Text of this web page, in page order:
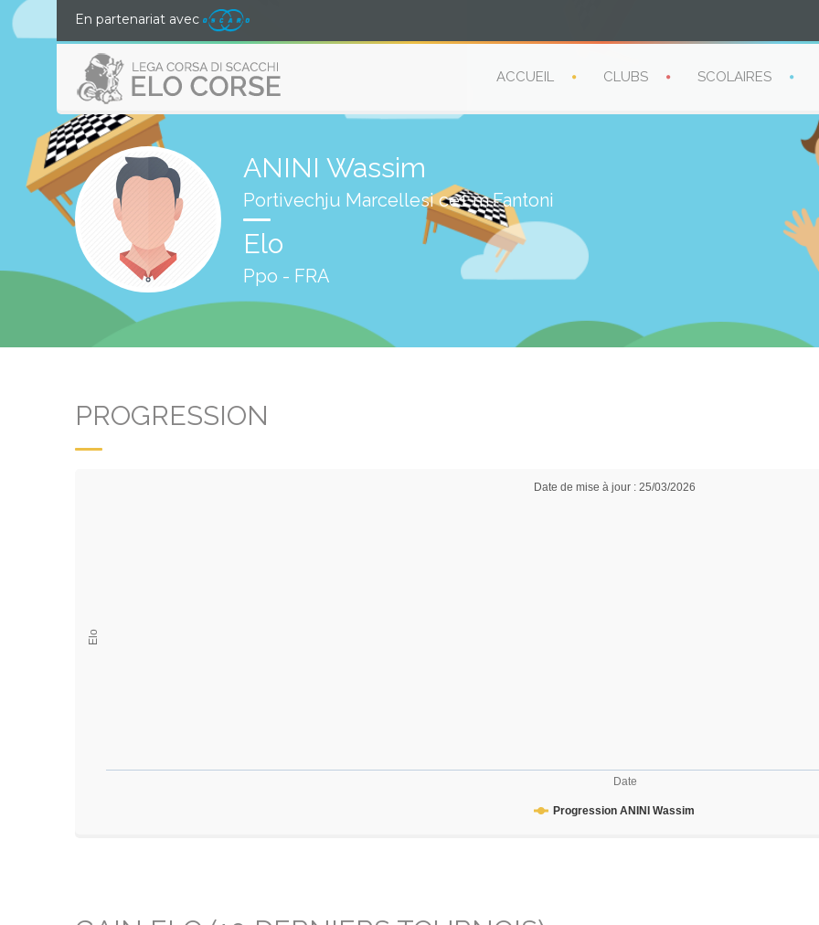
En partenariat avec
ACCUEIL CLUBS SCOLAIRES
ANINI Wassim
Portivechju Marcellesi ce1 m.Fantoni
Elo
Ppo - FRA
PROGRESSION
Date
Elo
Date de mise à jour : 25/03/2026
Progression ANINI Wassim